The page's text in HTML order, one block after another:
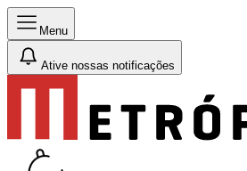
Menu
Ative nossas notificações